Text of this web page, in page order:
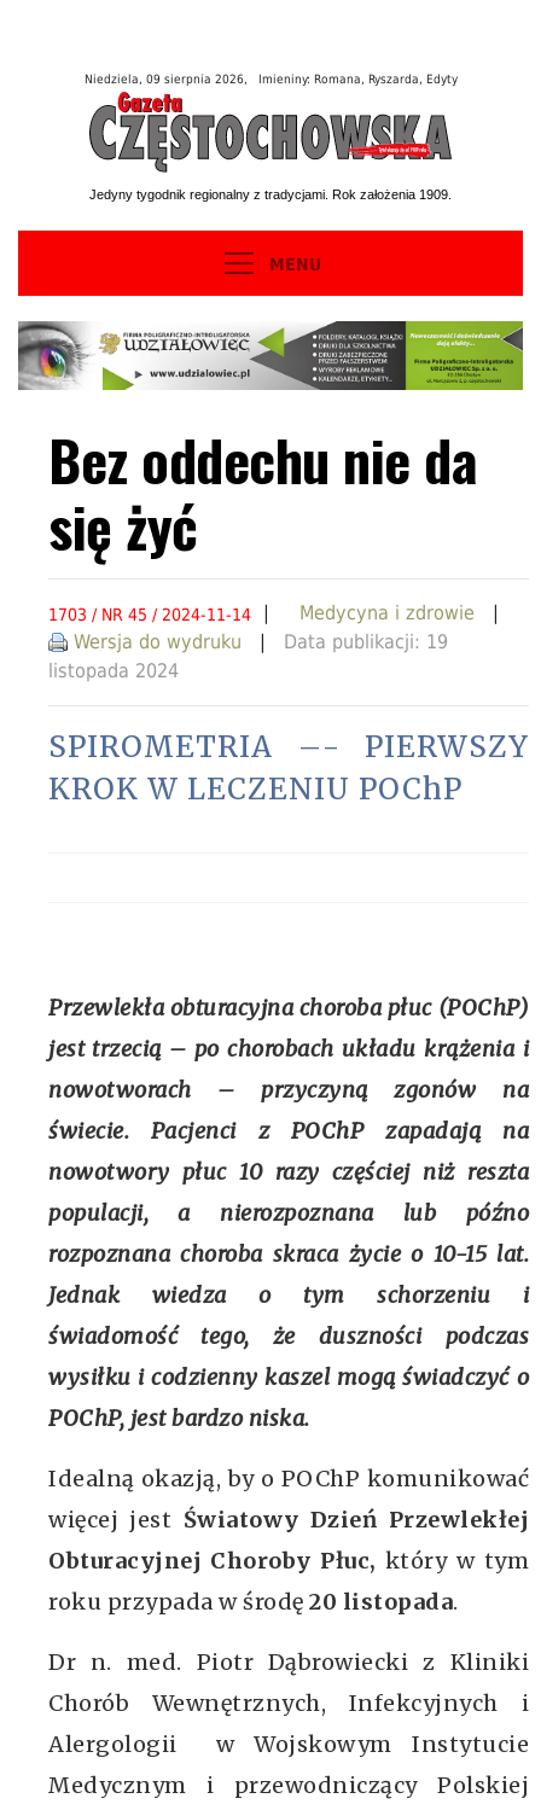
Niedziela, 09 sierpnia 2026, Imieniny: Romana, Ryszarda, Edyty
Jedyny tygodnik regionalny z tradycjami. Rok założenia 1909.
MENU
Bez oddechu nie da
się żyć
1703 / NR 45 / 2024-11-14 | Medycyna i zdrowie |
Wersja do wydruku
| Data publikacji: 19
listopada 2024
SPIROMETRIA –- PIERWSZY
KROK W LECZENIU POChP
Przewlekła obturacyjna choroba płuc (POChP)
jest trzecią – po chorobach układu krążenia i
nowotworach – przyczyną zgonów na
świecie. Pacjenci z POChP zapadają na
nowotwory płuc 10 razy częściej niż reszta
populacji, a nierozpoznana lub późno
rozpoznana choroba skraca życie o 10-15 lat.
Jednak wiedza o tym schorzeniu i
świadomość tego, że duszności podczas
wysiłku i codzienny kaszel mogą świadczyć o
POChP, jest bardzo niska.
Idealną okazją, by o POChP komunikować
więcej jest Światowy Dzień Przewlekłej
Obturacyjnej Choroby Płuc, który w tym
roku przypada w środę 20 listopada.
Dr n. med. Piotr Dąbrowiecki z Kliniki
Chorób Wewnętrznych, Infekcyjnych i
Alergologii w Wojskowym Instytucie
Medycznym i przewodniczący Polskiej